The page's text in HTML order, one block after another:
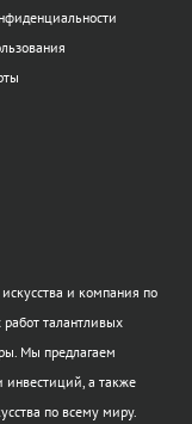
и компания по
талантливых
Мы предлагаем
инвестиций, а также
по всему миру.